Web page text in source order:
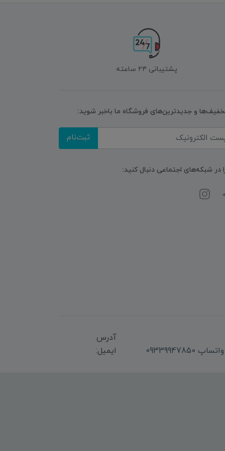
پشتیبانی ۲۴ ساعته
و جدیدترین‌های فروشگاه ما باخبر شوید:
ثبت‌نام
در شبکه‌های اجتماعی دنبال کنید:
آدرس
ایمیل: